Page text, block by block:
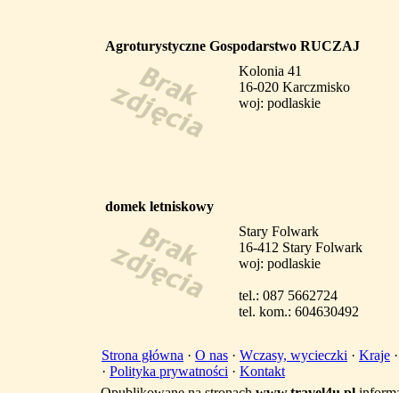
Agroturystyczne Gospodarstwo RUCZAJ
Kolonia 41
16-020 Karczmisko
woj: podlaskie
domek letniskowy
Stary Folwark
16-412 Stary Folwark
woj: podlaskie
tel.: 087 5662724
tel. kom.: 604630492
Strona główna · O nas · Wczasy, wycieczki · Kraje
· Polityka prywatności · Kontakt